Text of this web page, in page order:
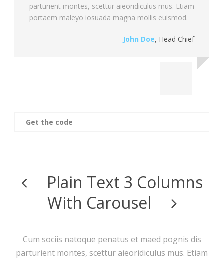
parturient montes, scettur aieoridiculus mus. Etiam
portaem maleyo iosuada magna mollis euismod.
John Doe, Head Chief
Get the code
Plain Text 3 Columns
With Carousel
Cum sociis natoque penatus et maed pognis dis
parturient montes, scettur aieoridiculus mus. Etiam